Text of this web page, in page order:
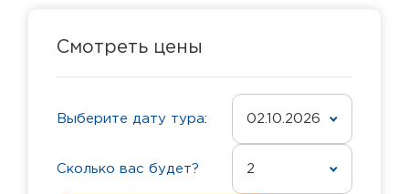
Смотреть цены
Выберите дату тура: 02.10.2026
Сколько вас будет? 2